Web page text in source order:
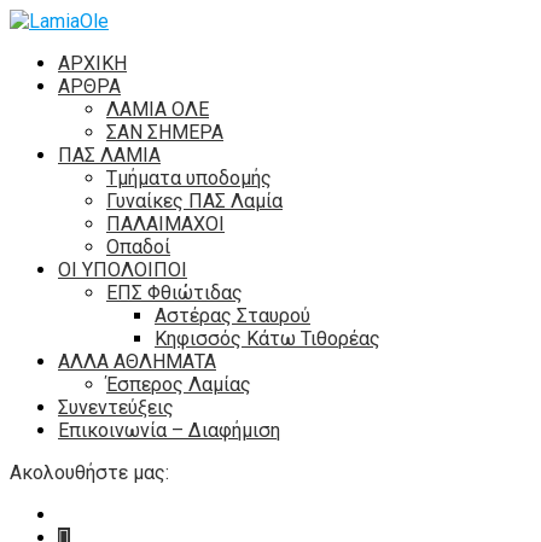
ΑΡΧΙΚΗ
ΑΡΘΡΑ
ΛΑΜΙΑ ΟΛΕ
ΣΑΝ ΣΗΜΕΡΑ
ΠΑΣ ΛΑΜΙΑ
Τμήματα υποδομής
Γυναίκες ΠΑΣ Λαμία
ΠΑΛΑΙΜΑΧΟΙ
Οπαδοί
ΟΙ ΥΠΟΛΟΙΠΟΙ
ΕΠΣ Φθιώτιδας
Αστέρας Σταυρού
Κηφισσός Κάτω Τιθορέας
ΑΛΛΑ ΑΘΛΗΜΑΤΑ
Έσπερος Λαμίας
Συνεντεύξεις
Επικοινωνία – Διαφήμιση
Ακολουθήστε μας: